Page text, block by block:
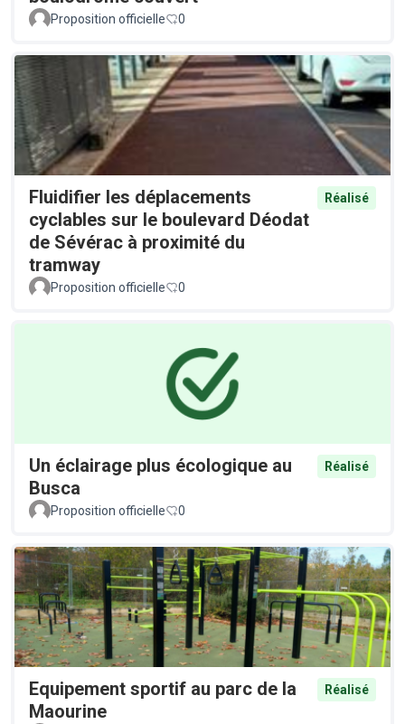
Proposition officielle 0
Fluidifier les déplacements
cyclables sur le boulevard Déodat
de Sévérac à proximité du
tramway
Réalisé
Proposition officielle 0
Un éclairage plus écologique au
Busca
Réalisé
Proposition officielle 0
Equipement sportif au parc de la
Maourine
Réalisé